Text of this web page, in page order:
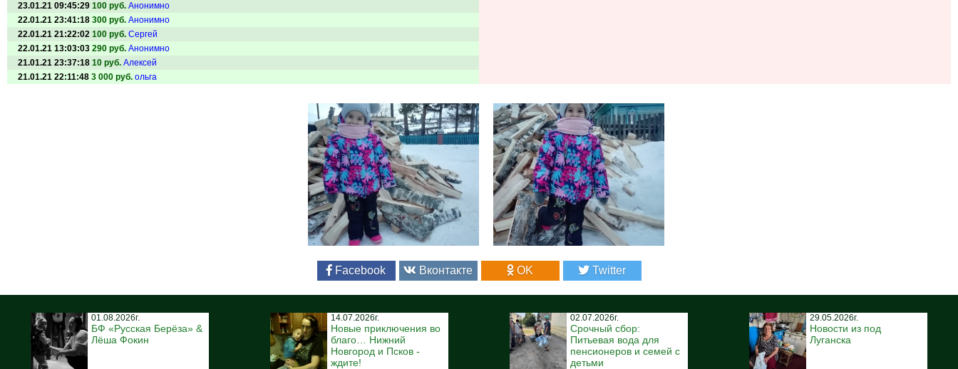
23.01.21 09:45:29 100 руб. Анонимно
22.01.21 23:41:18 300 руб. Анонимно
22.01.21 21:22:02 100 руб. Сергей
22.01.21 13:03:03 290 руб. Анонимно
21.01.21 23:37:18 10 руб. Алексей
21.01.21 22:11:48 3 000 руб. ольга
Facebook Вконтакте OK Twitter
01.08.2026г.
БФ «Русская Берёза» &
Лёша Фокин
14.07.2026г.
Новые приключения во
благо… Нижний
Новгород и Псков -
ждите!
02.07.2026г.
Срочный сбор:
Питьевая вода для
пенсионеров и семей с
детьми
29.05.2026г.
Новости из под
Луганска